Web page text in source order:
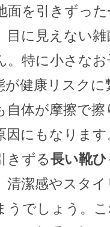
面を引きずった
目に見えない
。特に小さな
が健康リスク
自体が摩擦で
因にもなりま
きずる長い靴
清潔感やスタ
うでしょう。